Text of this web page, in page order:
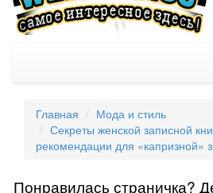
Главная
Мода и стиль
Секреты женской записной
рекомендации для «капризной»
Понравилась страничка?